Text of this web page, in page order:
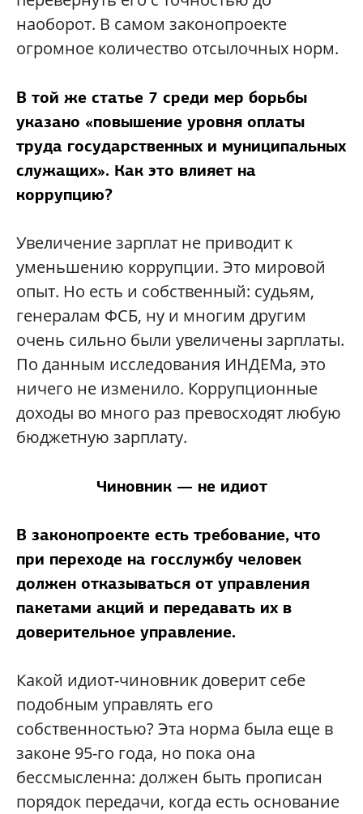
наоборот. В самом законопроекте
огромное количество отсылочных норм.
В той же статье 7 среди мер борьбы
указано «повышение уровня оплаты
труда государственных и муниципальных
служащих». Как это влияет на
коррупцию?
Увеличение зарплат не приводит к
уменьшению коррупции. Это мировой
опыт. Но есть и собственный: судьям,
генералам ФСБ, ну и многим другим
очень сильно были увеличены зарплаты.
По данным исследования ИНДЕМа, это
ничего не изменило. Коррупционные
доходы во много раз превосходят любую
бюджетную зарплату.
Чиновник — не идиот
В законопроекте есть требование, что
при переходе на госслужбу человек
должен отказываться от управления
пакетами акций и передавать их в
доверительное управление.
Какой идиот-чиновник доверит себе
подобным управлять его
собственностью? Эта норма была еще в
законе 95-го года, но пока она
бессмысленна: должен быть прописан
порядок передачи, когда есть основание